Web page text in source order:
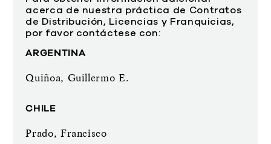
acerca de nuestra práctica de Contratos
de Distribución, Licencias y Franquicias,
por favor contáctese con:
ARGENTINA
Quiñoa, Guillermo E.
CHILE
Prado, Francisco